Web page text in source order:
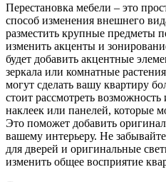
Перестановка мебели – это
способ изменения внешнего
разместить крупные предметы
изменить акценты и
будет добавить акцентные
зеркала или комнатные
могут сделать вашу квартиру
стоит рассмотреть
наклеек или панелей, которые
Это поможет добавить
вашему интерьеру. Не
для дверей и оригинальные
изменить общее восприятие